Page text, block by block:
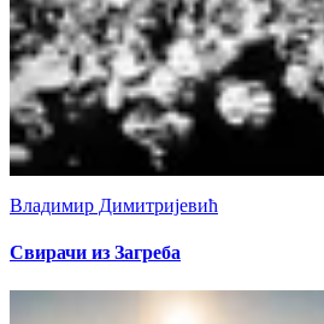
Владимир Димитријевић
Свирачи из Загреба